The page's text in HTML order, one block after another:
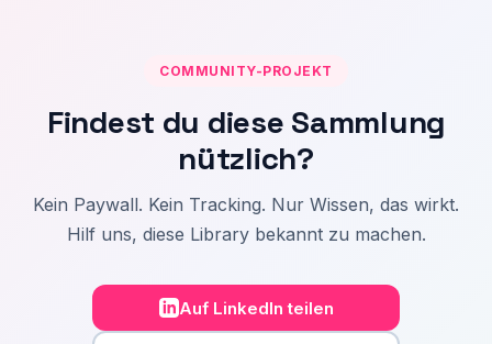
COMMUNITY-PROJEKT
Findest du diese Sammlung
nützlich?
Kein Paywall. Kein Tracking. Nur Wissen, das wirkt.
Hilf uns, diese Library bekannt zu machen.
Auf LinkedIn teilen